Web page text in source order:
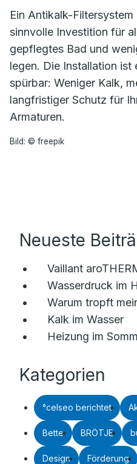
Ein Antikalk-
sinnvolle Investition für
gepflegtes Bad und
legen. Die Installation ist
spürbar: Weniger Kalk,
langfristiger Schutz für
Armaturen.
Bild: © freepik
Neueste
Vaillant
Wasserdruck im
Warum tropft
Kalk im Wasser
Heizung im
Kategorien
°celseo berichtet
Bette BRÖTJE
Design Förderung